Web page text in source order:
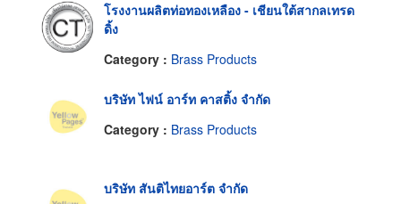
โรงงานผลิตท่อทองเหลือง - เชียนใต้สากลเทรด
ดิ้ง
Category : Brass Products
บริษัท ไฟน์ อาร์ท คาสติ้ง จำกัด
Category : Brass Products
บริษัท สันติไทยอาร์ต จำกัด